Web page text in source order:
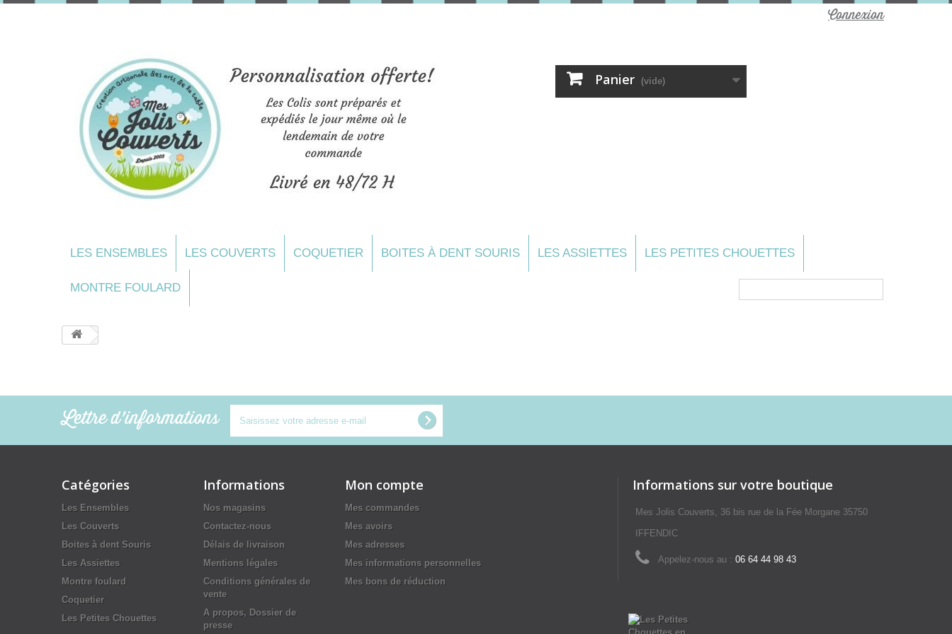
Connexion
Panier (vide)
LES ENSEMBLES LES COUVERTS COQUETIER BOITES À DENT SOURIS LES ASSIETTES LES PETITES CHOUETTES
MONTRE FOULARD
Lettre d'informations
Catégories
Les Ensembles
Les Couverts
Boites à dent Souris
Les Assiettes
Montre foulard
Coquetier
Les Petites Chouettes
Informations
Nos magasins
Contactez-nous
Délais de livraison
Mentions légales
Conditions générales de
vente
A propos, Dossier de
presse
Mon compte
Mes commandes
Mes avoirs
Mes adresses
Mes informations personnelles
Mes bons de réduction
Informations sur votre boutique
Mes Jolis Couverts, 36 bis rue de la Fée Morgane 35750
IFFENDIC
Appelez-nous au : 06 64 44 98 43